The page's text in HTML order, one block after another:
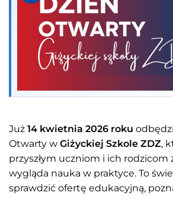
Już 14 kwietnia 2026 roku
Otwarty w Giżyckiej Szkole ZDZ,
przyszłym uczniom i ich rodzicom
wygląda nauka w praktyce. To
sprawdzić ofertę edukacyjną,